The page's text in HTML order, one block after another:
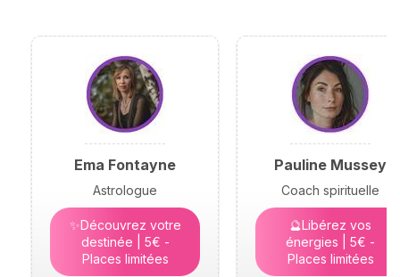
Ema Fontayne
Astrologue
✨Découvrez votre
destinée | 5€ -
Places limitées
Pauline Mussey
Coach spirituelle
🔮Libérez vos
énergies | 5€ -
Places limitées